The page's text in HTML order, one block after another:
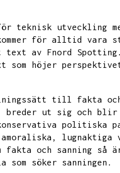
teknisk utveckling
för alltid vara
text av Fnord Spotting.
som höjer
till fakta
breder ut sig och blir
konservativa politiska
amoraliska,
lugnaktiga
fakta och sanning så
söker sanningen.